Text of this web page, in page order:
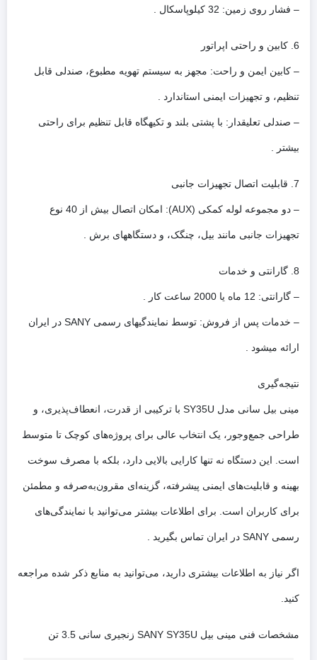
– فشار روی زمین: 32 کیلوپاسکال .
6. کابین و راحتی اپراتور
– کابین ایمن و راحت: مجهز به سیستم تهویه مطبوع، صندلی قابل
تنظیم، و تجهیزات ایمنی استاندارد .
– صندلی تعلیقدار: با پشتی بلند و تکیهگاه قابل تنظیم برای راحتی
بیشتر .
7. قابلیت اتصال تجهیزات جانبی
– دو مجموعه لوله کمکی (AUX): امکان اتصال بیش از 40 نوع
تجهیزات جانبی مانند بیل، چنگک، و دستگاههای برش .
8. گارانتی و خدمات
– گارانتی: 12 ماه یا 2000 ساعت کار .
– خدمات پس از فروش: توسط نمایندگیهای رسمی SANY در ایران
ارائه میشود .
نتیجه‌گیری
مینی بیل سانی مدل SY35U با ترکیبی از قدرت، انعطاف‌پذیری، و
طراحی جمع‌وجور، یک انتخاب عالی برای پروژه‌های کوچک تا متوسط
است. این دستگاه نه تنها کارایی بالایی دارد، بلکه با مصرف سوخت
بهینه و قابلیت‌های ایمنی پیشرفته، گزینه‌ای مقرون‌به‌صرفه و مطمئن
برای کاربران است. برای اطلاعات بیشتر می‌توانید با نمایندگی‌های
رسمی SANY در ایران تماس بگیرید .
اگر نیاز به اطلاعات بیشتری دارید، می‌توانید به منابع ذکر شده مراجعه
کنید.
مشخصات فنی مینی بیل SANY SY35U زنجیری سانی 3.5 تن